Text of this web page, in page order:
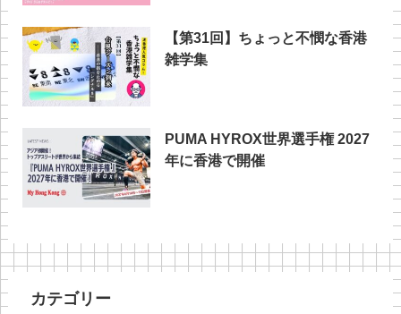
【第31回】ちょっと不憫な香港
雑学集
PUMA HYROX世界選手権 2027
年に香港で開催
カテゴリー